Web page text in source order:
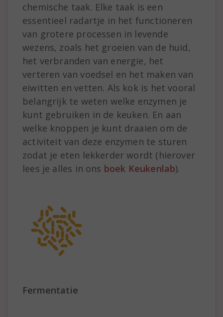
chemische taak. Elke taak is een
essentieel radartje in het functioneren
van grotere processen in levende
wezens, zoals het groeien van de huid,
het verbranden van energie, het
verteren van voedsel en het maken van
eiwitten en vetten. Als kok is het vooral
belangrijk te weten welke enzymen je
kunt gebruiken in de keuken. En aan
welke knoppen je kunt draaien om de
activiteit van deze enzymen te sturen
zodat je eten lekkerder wordt (hierover
lees je alles in ons boek Keukenlab).
Fermentatie